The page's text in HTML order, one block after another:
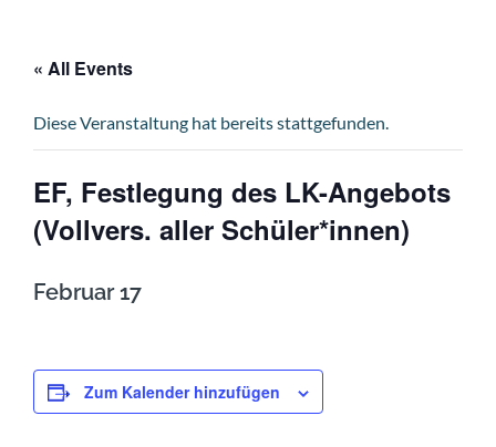
« All Events
Diese Veranstaltung hat bereits stattgefunden.
EF, Festlegung des LK-Angebots
(Vollvers. aller Schüler*innen)
Februar 17
Zum Kalender hinzufügen